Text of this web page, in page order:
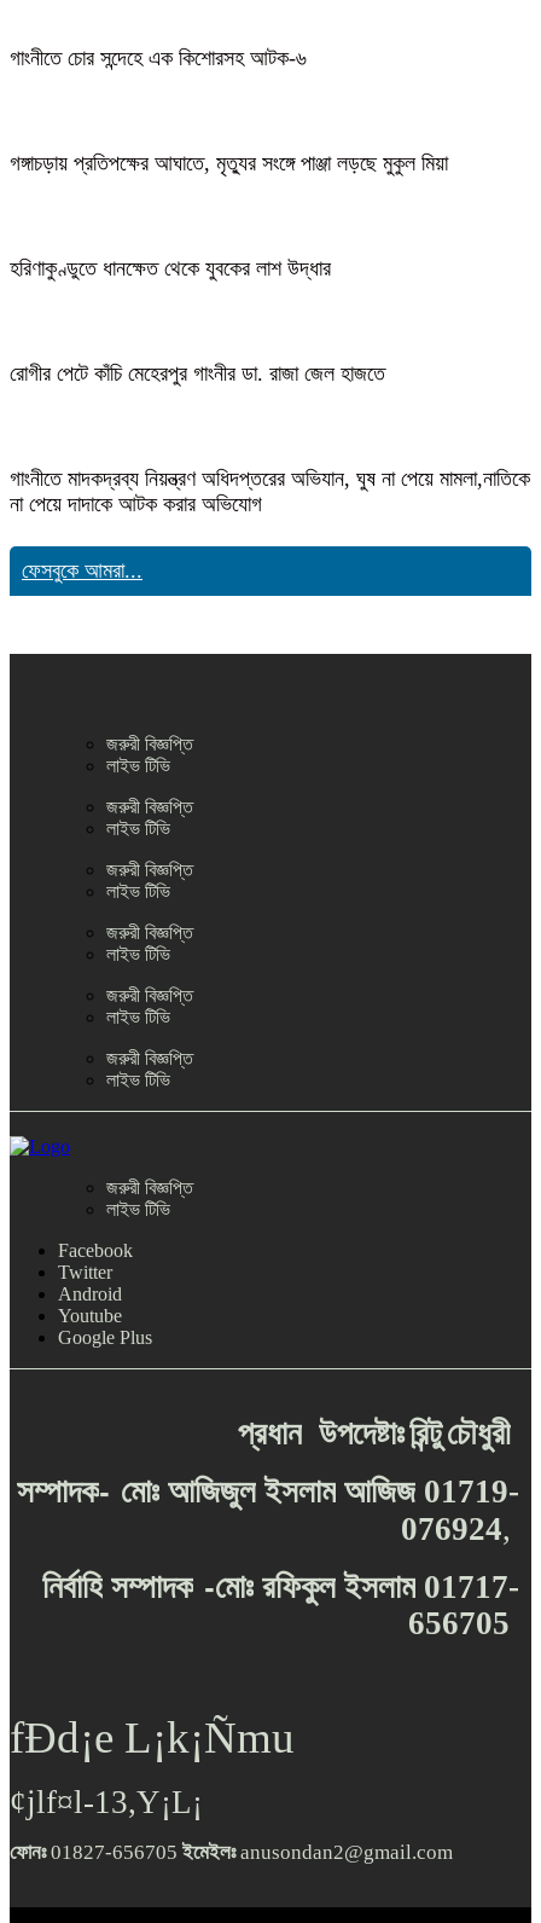
গাংনীতে চোর সন্দেহে এক কিশোরসহ আটক-৬
গঙ্গাচড়ায় প্রতিপক্ষের আঘাতে, মৃত্যুর সংঙ্গে পাঞ্জা লড়ছে মুকুল মিয়া
হরিণাকুণ্ডুতে ধানক্ষেত থেকে যুবকের লাশ উদ্ধার
রোগীর পেটে কাঁচি মেহেরপুর গাংনীর ডা. রাজা জেল হাজতে
গাংনীতে মাদকদ্রব্য নিয়ন্ত্রণ অধিদপ্তরের অভিযান, ঘুষ না পেয়ে মামলা,নাতিকে
না পেয়ে দাদাকে আটক করার অভিযোগ
ফেসবুকে আমরা...
জরুরী বিজ্ঞপ্তি
লাইভ টিভি
জরুরী বিজ্ঞপ্তি
লাইভ টিভি
জরুরী বিজ্ঞপ্তি
লাইভ টিভি
জরুরী বিজ্ঞপ্তি
লাইভ টিভি
জরুরী বিজ্ঞপ্তি
লাইভ টিভি
জরুরী বিজ্ঞপ্তি
লাইভ টিভি
জরুরী বিজ্ঞপ্তি
লাইভ টিভি
Facebook
Twitter
Android
Youtube
Google Plus
প্রধান উপদেষ্টাঃরিন্টুচৌধুরী
সম্পাদক- মোঃ আজিজুল ইসলাম আজিজ 01719-
076924,
নির্বাহি সম্পাদক -মোঃ রফিকুল ইসলাম 01717-
656705
fÐd¡e L¡k¡Ñmu
¢jlf¤l-13,Y¡L¡
ফোনঃ01827-656705ইমেইলঃanusondan2@gmail.com